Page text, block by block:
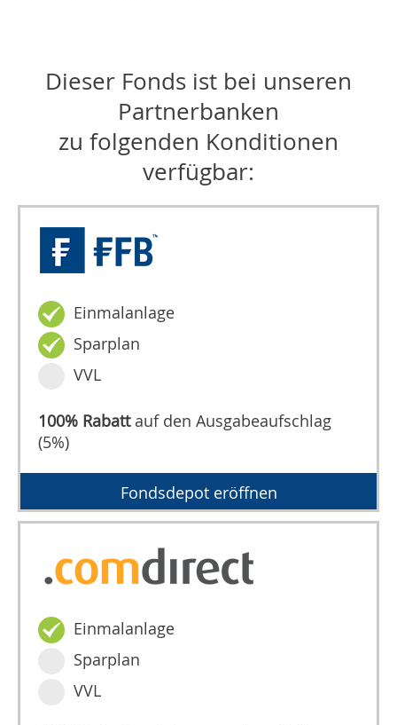
Dieser Fonds ist bei unseren
Partnerbanken
zu folgenden Konditionen
verfügbar:
Einmalanlage
Sparplan
VVL
100% Rabattauf den Ausgabeaufschlag
(5%)
Fondsdepot eröffnen
Einmalanlage
Sparplan
VVL